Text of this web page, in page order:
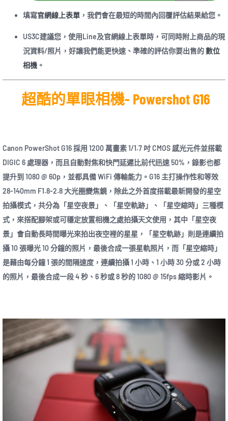
填寫官網線上表單 ，我們會在最短的時間內回覆評估結果給您。
US3C建議您，使用Line及官網線上表單時，可同時附上商品的現
況資料/照片，好讓我們能更快速、準確的評估你要出售的數位
相機 。
超酷的單眼相機- Powershot G16
Canon PowerShot G16 採用 1200 萬畫素 1/1.7 吋 CMOS 感光元件並搭載
DIGIC 6 處理器，而且自動對焦和快門延遲比前代迅速 50%，錄影也都
提升到 1080 @ 60p，並都具備 WiFi 傳輸能力。G16 主打操作性和等效
28-140mm F1.8-2.8 大光圈變焦鏡，除此之外首度搭載最新開發的星空
拍攝模式，共分為「星空夜景」、「星空軌跡」、「星空縮時」三種模
式，來搭配腳架或可穩定放置相機之處拍攝天文使用，其中「星空夜
景」會自動長時間曝光來拍出夜空裡的星星，「星空軌跡」則是連續拍
攝 10 張曝光 10 分鐘的照片，最後合成一張星軌照片，而「星空縮時」
是藉由每分鐘 1 張的間隔速度，連續拍攝 1 小時、1 小時 30 分或 2 小時
的照片，最後合成一段 4 秒、6 秒或 8 秒的 1080 @ 15fps 縮時影片。